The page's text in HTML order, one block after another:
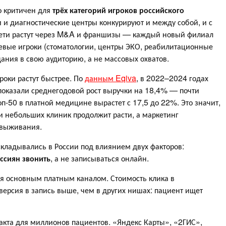
для трёх категорий игроков российского
и диагностические центры конкурируют и между собой, и с
растут через M&A и франшизы — каждый новый филиал
игроки (стоматологии, центры ЭКО, реабилитационные
в свою аудиторию, а не массовых охватов.
растут быстрее. Поданным Eqiva, в 2022–2024 годах
среднегодовой рост выручки на 18,4% — почти
50 в платной медицине вырастет с 17,5 до 22%. Это значит,
небольших клиник продолжит расти, а маркетинг
выживания.
в России под влиянием двух факторов:
звонить, а не записываться онлайн.
основным платным каналом. Стоимость клика в
в запись выше, чем в других нишах: пациент ищет
для миллионов пациентов. «Яндекс Карты», «2ГИС»,